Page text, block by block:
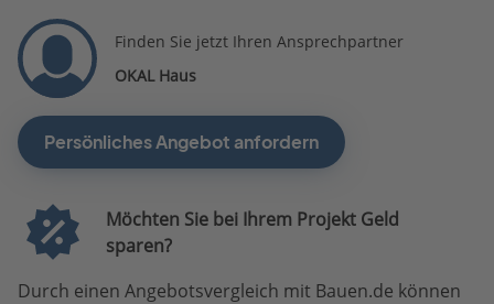
Finden Sie jetzt Ihren Ansprechpartner
OKAL Haus
Persönliches Angebot anfordern
Möchten Sie bei Ihrem Projekt Geld
sparen?
Durch einen Angebotsvergleich mit Bauen.de können